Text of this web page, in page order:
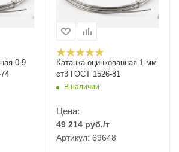
0.9
Катанка оцинкованная 1 мм
ст3 ГОСТ 1526-81
В наличии
Цена:
49 214 руб./т
Артикул: 69648